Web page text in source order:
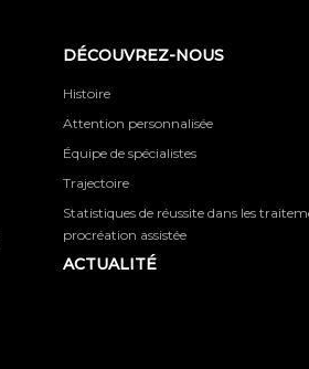
DÉCOUVREZ-NOUS
Histoire
Attention personnalisée
Équipe de spécialistes
Trajectoire
Statistiques de réussite dans les
procréation assistée
ACTUALITÉ